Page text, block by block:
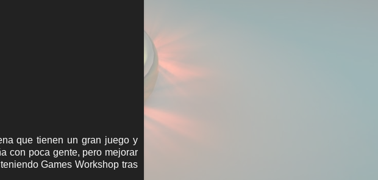
que tienen un gran juego y
con poca gente, pero mejorar
Games Workshop tras